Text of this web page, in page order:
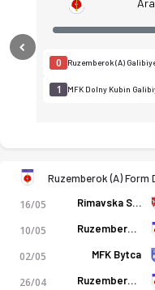
Ruzemberok (A) - MFK
0 Ruzemberok (A)
1 MFK Dolny Kubin
Previous
Ruzemberok (A) Form
16/05 Rimavska Sobota
10/05 Ruzemberok (A)
02/05 MFK Bytca
26/04 Ruzemberok (A)